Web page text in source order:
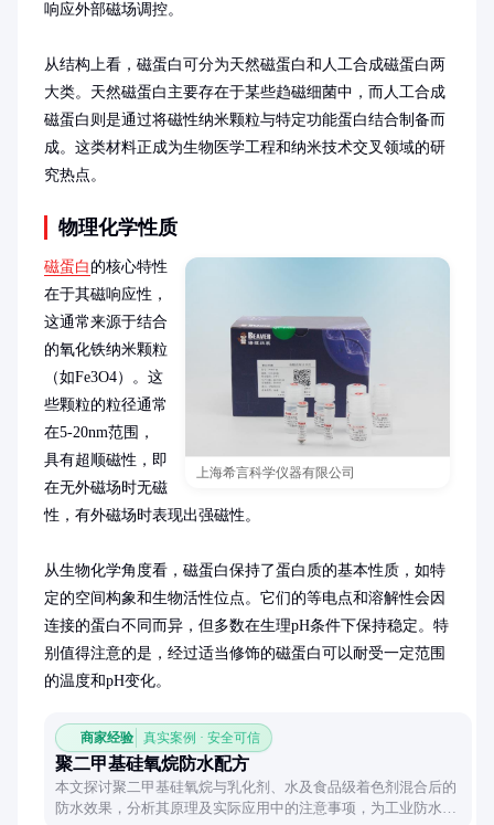
响应外部磁场调控。
从结构上看，磁蛋白可分为天然磁蛋白和人工合成磁蛋白两
大类。天然磁蛋白主要存在于某些趋磁细菌中，而人工合成
磁蛋白则是通过将磁性纳米颗粒与特定功能蛋白结合制备而
成。这类材料正成为生物医学工程和纳米技术交叉领域的研
究热点。
物理化学性质
上海希言科学仪器有限公司
磁蛋白 的核心特性
在于其磁响应性，
这通常来源于结合
的氧化铁纳米颗粒
（如Fe3O4）。这
些颗粒的粒径通常
在5-20nm范围，
具有超顺磁性，即
在无外磁场时无磁
性，有外磁场时表现出强磁性。
从生物化学角度看，磁蛋白保持了蛋白质的基本性质，如特
定的空间构象和生物活性位点。它们的等电点和溶解性会因
连接的蛋白不同而异，但多数在生理pH条件下保持稳定。特
别值得注意的是，经过适当修饰的磁蛋白可以耐受一定范围
的温度和pH变化。
商家经验 真实案例 · 安全可信
聚二甲基硅氧烷防水配方
本文探讨聚二甲基硅氧烷与乳化剂、水及食品级着色剂混合后的
防水效果，分析其原理及实际应用中的注意事项，为工业防水方